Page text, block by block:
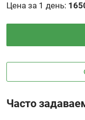
Цена за 1 день:
Часто